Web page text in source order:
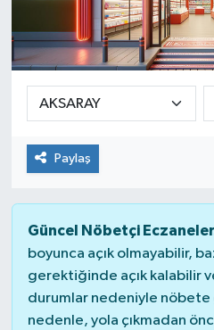
Paylaş
Güncel Nöbetçi
boyunca açık olmayabilir,
gerektiğinde açık kalabilir
durumlar nedeniyle nöbete
nedenle, yola çıkmadan
OSB
SEKTÖR
ŞİRKET PANO
SÖYLEŞİ
YAŞAM